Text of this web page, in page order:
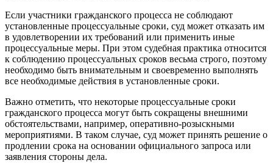
Если участники гражданского процесса не соблюдают
установленные процессуальные сроки, суд может отказать им
в удовлетворении их требований или применить иные
процессуальные меры. При этом судебная практика относится
к соблюдению процессуальных сроков весьма строго, поэтому
необходимо быть внимательным и своевременно выполнять
все необходимые действия в установленные сроки.
Важно отметить, что некоторые процессуальные сроки
гражданского процесса могут быть сокращены внешними
обстоятельствами, например, оперативно-розыскными
мероприятиями. В таком случае, суд может принять решение о
продлении срока на основании официального запроса или
заявления стороны дела.